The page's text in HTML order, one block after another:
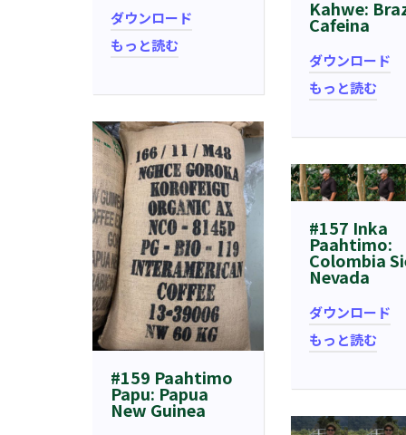
ダウンロード
もっと読む
Kahwe:
Cafeina
ダウンロード
もっと読む
#159 Paahtimo
Papu: Papua
New Guinea
#157 Inka
Paahtimo:
Colombia
Nevada
ダウンロード
もっと読む